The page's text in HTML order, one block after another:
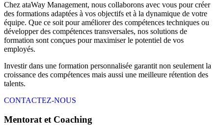
Chez ataWay Management, nous collaborons avec vous pour créer
des formations adaptées à vos objectifs et à la dynamique de votre
équipe. Que ce soit pour améliorer des compétences techniques ou
développer des compétences transversales, nos solutions de
formation sont conçues pour maximiser le potentiel de vos
employés.
Investir dans une formation personnalisée garantit non seulement la
croissance des compétences mais aussi une meilleure rétention des
talents.
CONTACTEZ-NOUS
Mentorat et Coaching